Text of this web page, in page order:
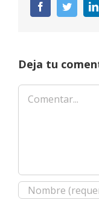
FacebookTwitter
Deja tu
Comentar